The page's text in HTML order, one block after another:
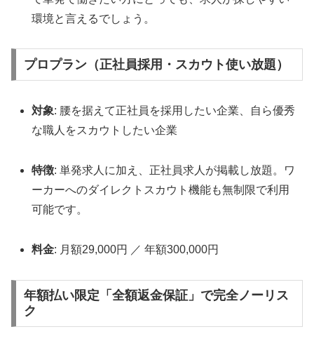
環境と言えるでしょう。
プロプラン（正社員採用・スカウト使い放題）
対象: 腰を据えて正社員を採用したい企業、自ら優秀
な職人をスカウトしたい企業
特徴: 単発求人に加え、正社員求人が掲載し放題。ワ
ーカーへのダイレクトスカウト機能も無制限で利用
可能です。
料金: 月額29,000円 ／ 年額300,000円
年額払い限定「全額返金保証」で完全ノーリス
ク